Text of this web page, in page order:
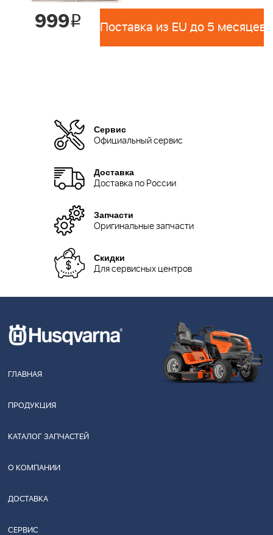
999i Поставка из EU до 5 месяцев
Сервис
Официальный сервис
Доставка
Доставка по России
Запчасти
Оригинальные запчасти
Скидки
Для сервисных центров
ГЛАВНАЯ
ПРОДУКЦИЯ
КАТАЛОГ ЗАПЧАСТЕЙ
О КОМПАНИИ
ДОСТАВКА
СЕРВИС